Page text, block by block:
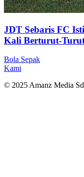
JDT Sebaris FC
Kali Berturut-
Bola Sepak
Kami
© 2025 Amanz Media